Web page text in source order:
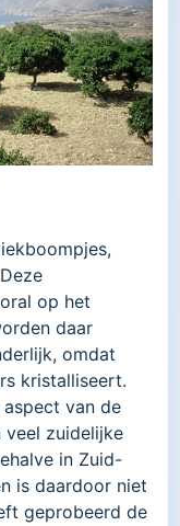
op het
daar
omdat
kristalliseert.
van de
veel zuidelijke
in Zuid-
is daardoor niet
geprobeerd de